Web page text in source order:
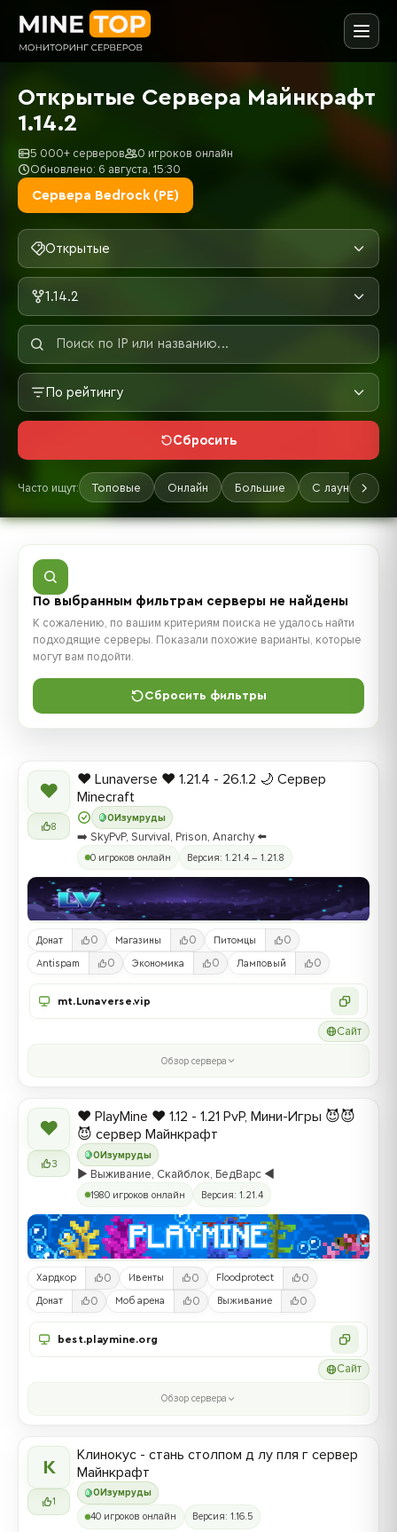
Открытые Сервера Майнкрафт
1.14.2
5 000+ серверов
0 игроков онлайн
Обновлено: 6 августа, 15:30
Сервера Bedrock (PE)
Открытые
1.14.2
По рейтингу
Сбросить
Часто ищут: Топовые Онлайн Большие С лаунчером
По выбранным фильтрам серверы не найдены
К сожалению, по вашим критериям поиска не удалось найти
подходящие серверы. Показали похожие варианты, которые
могут вам подойти.
Сбросить фильтры
❤
8
0Изумруды
❤️ Lunaverse ❤️ 1.21.4 - 26.1.2 🌙 Сервер
Minecraft
➡️ SkyPvP, Survival, Prison, Anarchy ⬅️
0 игроков онлайн Версия: 1.21.4 – 1.21.8
Донат 0 Магазины 0 Питомцы 0
Antispam 0 Экономика 0 Ламповый 0
mt.Lunaverse.vip
Сайт
Обзор сервера
❤
3
0Изумруды
❤️ PlayMine ❤️ 1.12 - 1.21 PvP, Мини-Игры 😈😈
😈 сервер Майнкрафт
▶️ Выживание, Скайблок, БедВарс ◀️
1980 игроков онлайн Версия: 1.21.4
Хардкор 0 Ивенты 0 Floodprotect 0
Донат 0 Моб арена 0 Выживание 0
best.playmine.org
Сайт
Обзор сервера
К
1
0 Изумруды
Клинокус - стань столпом д лу пля г сервер
Майнкрафт
40 игроков онлайн Версия: 1.16.5